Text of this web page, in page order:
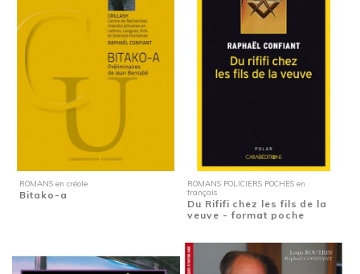
ROMANS en créole
Bitako-a
ROMANS POLICIERS POCHES en
français
Du Rififi chez les fils de la
veuve - format poche